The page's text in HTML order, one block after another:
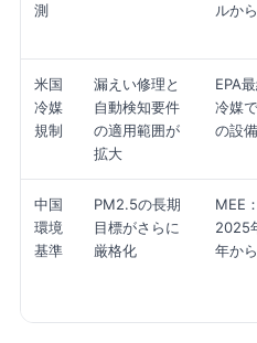
測
ルか
米国
冷媒
規制
漏えい修理と
自動検知要件
の適用範囲が
拡大
EPA
冷媒
の設
中国
環境
基準
PM2.5の長期
目標がさらに
厳格化
MEE
2025
年か